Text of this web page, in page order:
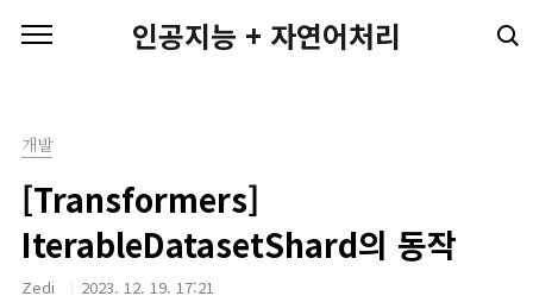
인공지능 + 자연어처리
개발
[Transformers]
IterableDatasetShard의 동작
Zedi 2023. 12. 19. 17:21